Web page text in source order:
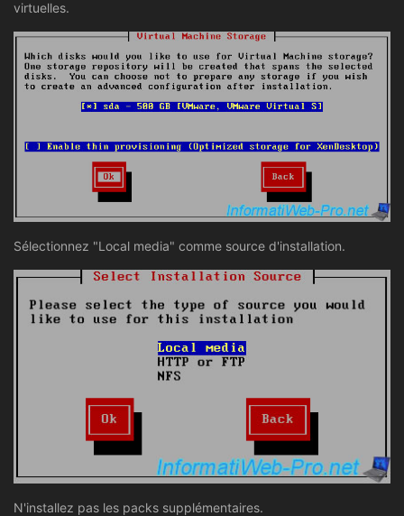
virtuelles.
Sélectionnez "Local media" comme source d'installation.
N'installez pas les packs supplémentaires.